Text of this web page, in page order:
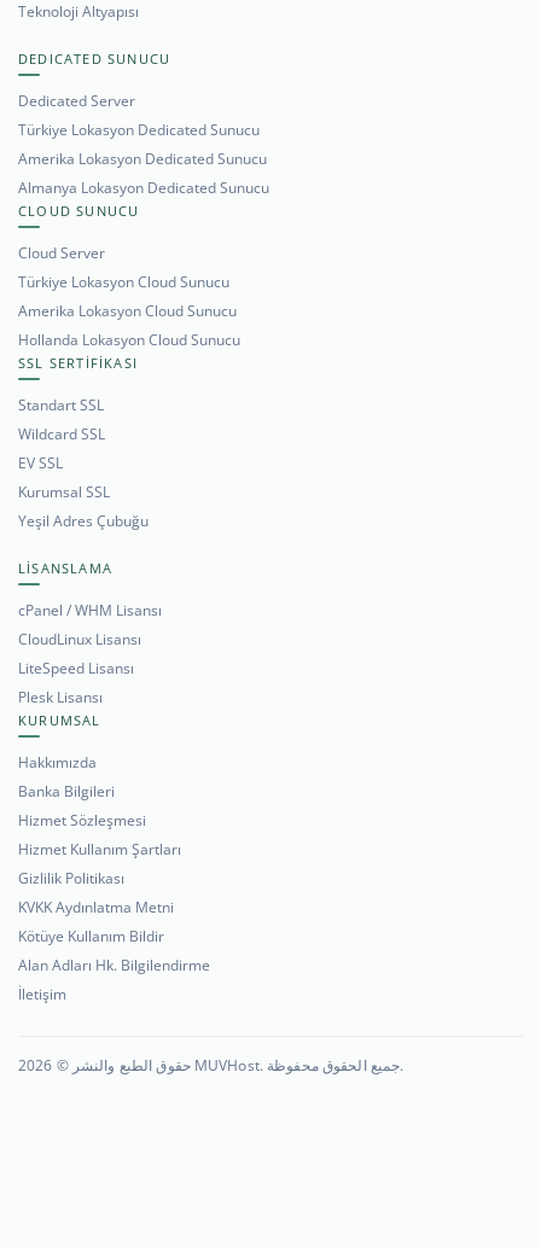
Teknoloji Altyapısı
DEDICATED SUNUCU
Dedicated Server
Türkiye Lokasyon Dedicated Sunucu
Amerika Lokasyon Dedicated Sunucu
Almanya Lokasyon Dedicated Sunucu
CLOUD SUNUCU
Cloud Server
Türkiye Lokasyon Cloud Sunucu
Amerika Lokasyon Cloud Sunucu
Hollanda Lokasyon Cloud Sunucu
SSL SERTİFİKASI
Standart SSL
Wildcard SSL
EV SSL
Kurumsal SSL
Yeşil Adres Çubuğu
LİSANSLAMA
cPanel / WHM Lisansı
CloudLinux Lisansı
LiteSpeed Lisansı
Plesk Lisansı
KURUMSAL
Hakkımızda
Banka Bilgileri
Hizmet Sözleşmesi
Hizmet Kullanım Şartları
Gizlilik Politikası
KVKK Aydınlatma Metni
Kötüye Kullanım Bildir
Alan Adları Hk. Bilgilendirme
İletişim
حقوق الطبع والنشر © 2026 MUVHost. جميع الحقوق محفوظة.